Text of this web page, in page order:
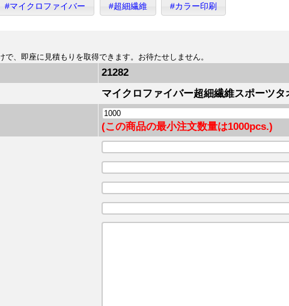
#マイクロファイバー #超細繊維 #カラー印刷
で、即座に見積もりを取得できます。お待たせしません。
21282
マイクロファイバー超細繊維スポーツタ
(この商品の最小注文数量は1000pcs.)